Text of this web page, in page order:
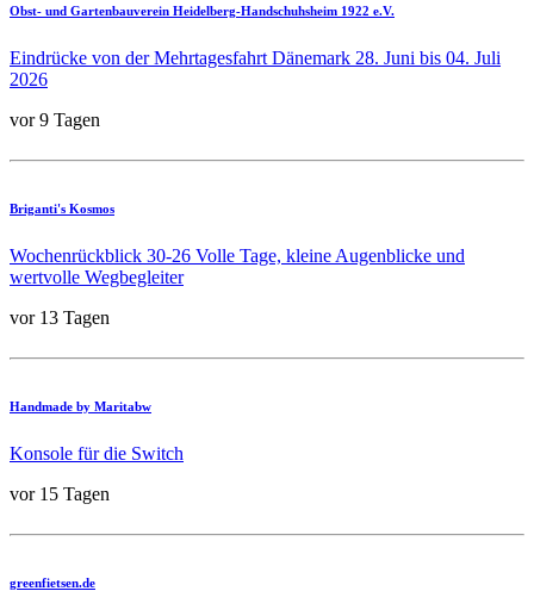
Obst- und Gartenbauverein Heidelberg-Handschuhsheim 1922 e.V.
Eindrücke von der Mehrtagesfahrt Dänemark 28. Juni bis 04. Juli
2026
vor 9 Tagen
Briganti's Kosmos
Wochenrückblick 30-26 Volle Tage, kleine Augenblicke und
wertvolle Wegbegleiter
vor 13 Tagen
Handmade by Maritabw
Konsole für die Switch
vor 15 Tagen
greenfietsen.de